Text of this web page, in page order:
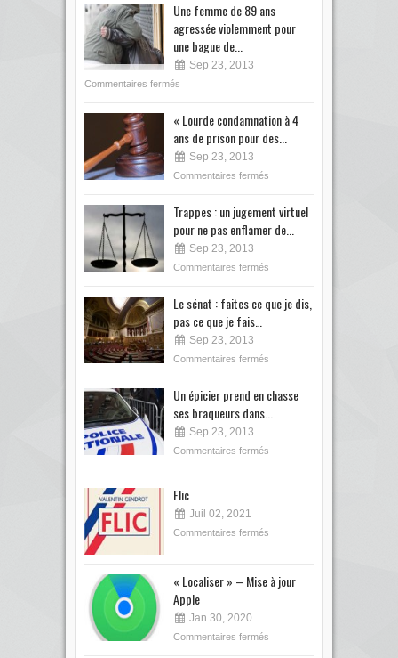
Une femme de 89 ans
agressée violemment pour
une bague de...
Sep 23, 2013
Commentaires fermés
« Lourde condamnation à 4
ans de prison pour des...
Sep 23, 2013
Commentaires fermés
Trappes : un jugement virtuel
pour ne pas enflamer de...
Sep 23, 2013
Commentaires fermés
Le sénat : faites ce que je dis,
pas ce que je fais…
Sep 23, 2013
Commentaires fermés
Un épicier prend en chasse
ses braqueurs dans...
Sep 23, 2013
Commentaires fermés
Flic
Juil 02, 2021
Commentaires fermés
« Localiser » – Mise à jour
Apple
Jan 30, 2020
Commentaires fermés